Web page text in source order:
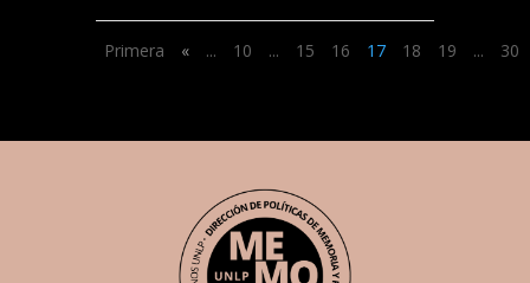
Primera « ... 10 ... 15 16 17 18 19 ... 30